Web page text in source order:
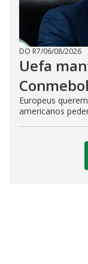
DO R7/06/08/2026
Uefa
Europeus
americanos